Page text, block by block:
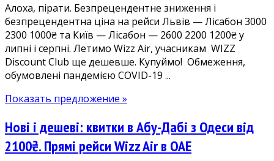
Києва
1200₴
туди-
назад.
Летимо
в
у
серпні
Алоха, пірати. Безпрецендентне зниження і
безпрецендентна ціна на рейси Львів — Лісабон 3000
2300 1000₴ та Київ — Лісабон — 2600 2200 1200₴ у
липні і серпні. Летимо Wizz Air, учасникам WIZZ
Discount Club ще дешевше. Купуймо! Обмеження,
обумовлені пандемією COVID-19 ...
Показать предложение »
Нові і дешеві: квитки в Абу-Дабі з Одеси від
2100₴. Прямі рейси Wizz Air в ОАЕ